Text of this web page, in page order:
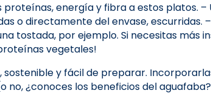
energía y fibra a estos platos.
o directamente del envase, escurridas.
tostada, por ejemplo. Si necesitas
vegetales!
y fácil de preparar.
no, ¿conoces los beneficios del